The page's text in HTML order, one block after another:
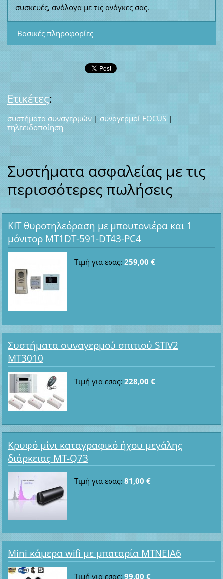
συσκευές, ανάλογα με τις ανάγκες σας.
Βασικές πληροφορίες
Ετικέτες:
συστήματα συναγερμών | συναγερμοί FOCUS |
τηλεειδοποίηση
Συστήματα ασφαλείας με τις
περισσότερες πωλήσεις
ΚΙΤ θυροτηλεόραση με μπουτονιέρα και 1
μόνιτορ MT1DT-591-DT43-PC4
Τιμή για εσας: 259,00 €
Συστήματα συναγερμού σπιτιού STIV2
MT3010
Τιμή για εσας: 228,00 €
Κρυφό μίνι καταγραφικό ήχου μεγάλης
διάρκειας MT-Q73
Τιμή για εσας: 81,00 €
Mini κάμερα wifi με μπαταρία ΜΤΝΕΙΑ6
Τιμή για εσας: 99,00 €